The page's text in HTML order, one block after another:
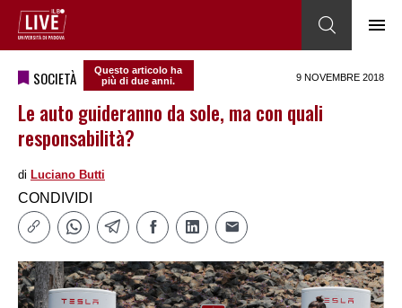
SOCIETÀ
Questo articolo ha
più di due anni.
9 NOVEMBRE 2018
Le auto guideranno da sole, ma con quali
responsabilità?
di Luciano Butti
CONDIVIDI